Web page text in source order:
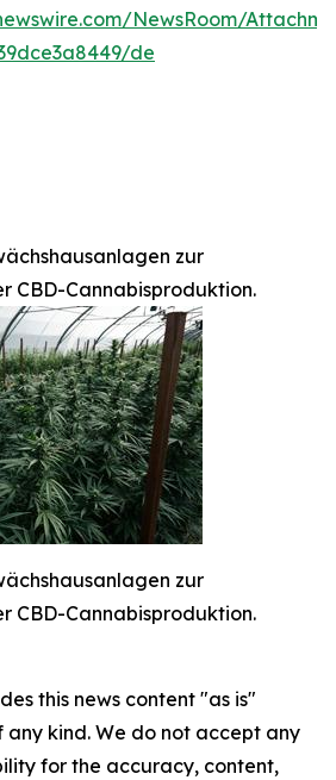
NewsRoom/
de
zur
CBD-Cannabisproduktion.
zur
CBD-Cannabisproduktion.
this news content "as is"
kind. We do not accept any
for the accuracy, content,